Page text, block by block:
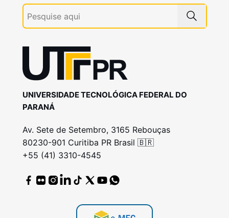
UNIVERSIDADE TECNOLÓGICA FEDERAL DO
PARANÁ
Av. Sete de Setembro, 3165 Rebouças
80230-901 Curitiba PR Brasil 🇧🇷
+55 (41) 3310-4545